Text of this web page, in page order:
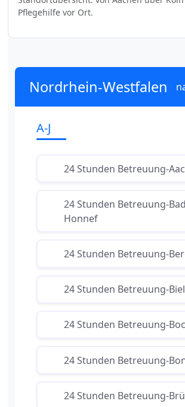
Pflegehilfe vor Ort.
Nordrhein-Westfalen
A-J
24 Stunden Betreuung-
24 Stunden Betreuung-Bad
Honnef
24 Stunden Betreuung-
24 Stunden Betreuung-
24 Stunden Betreuung-
24 Stunden Betreuung-
24 Stunden Betreuung-